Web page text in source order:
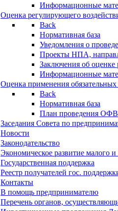
Информационные
Оценка регулирующего
Back
Нормативная база
Уведомления о
Проекты НПА,
Заключения об
Информационные
Оценка применения
Back
Нормативная база
План проведения
Заседания Совета по
Новости
Законодательство
Экономическое развитие малого и
Государственная поддержка
Реестр получателей гос.
Контакты
В помощь предпринимателю
Перечень органов,